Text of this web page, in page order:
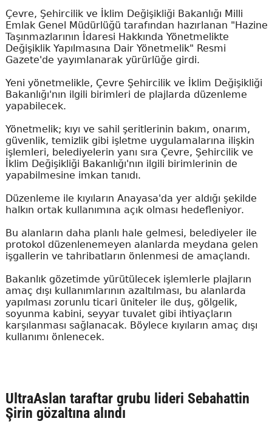
Çevre, Şehircilik ve İklim Değişikliği Bakanlığı Milli
Emlak Genel Müdürlüğü tarafından hazırlanan "Hazine
Taşınmazlarının İdaresi Hakkında Yönetmelikte
Değişiklik Yapılmasına Dair Yönetmelik" Resmi
Gazete'de yayımlanarak yürürlüğe girdi.
Yeni yönetmelikle, Çevre Şehircilik ve İklim Değişikliği
Bakanlığı'nın ilgili birimleri de plajlarda düzenleme
yapabilecek.
Yönetmelik; kıyı ve sahil şeritlerinin bakım, onarım,
güvenlik, temizlik gibi işletme uygulamalarına ilişkin
işlemleri, belediyelerin yanı sıra Çevre, Şehircilik ve
İklim Değişikliği Bakanlığı'nın ilgili birimlerinin de
yapabilmesine imkan tanıdı.
Düzenleme ile kıyıların Anayasa'da yer aldığı şekilde
halkın ortak kullanımına açık olması hedefleniyor.
Bu alanların daha planlı hale gelmesi, belediyeler ile
protokol düzenlenemeyen alanlarda meydana gelen
işgallerin ve tahribatların önlenmesi de amaçlandı.
Bakanlık gözetimde yürütülecek işlemlerle plajların
amaç dışı kullanımlarının azaltılması, bu alanlarda
yapılması zorunlu ticari üniteler ile duş, gölgelik,
soyunma kabini, seyyar tuvalet gibi ihtiyaçların
karşılanması sağlanacak. Böylece kıyıların amaç dışı
kullanımı önlenecek.
UltraAslan taraftar grubu lideri Sebahattin
Şirin gözaltına alındı